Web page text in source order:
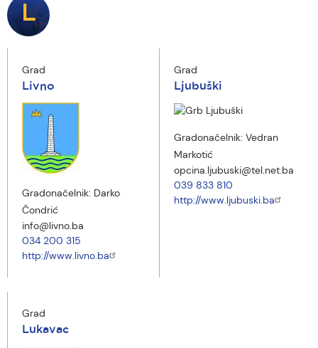
L
Grad
Livno
Gradonačelnik: Darko
Čondrić
info@livno.ba
034 200 315
http://www.livno.ba
Grad
Ljubuški
Gradonačelnik: Vedran
Markotić
opcina.ljubuski@tel.net.ba
039 833 810
http://www.ljubuski.ba
Grad
Lukavac